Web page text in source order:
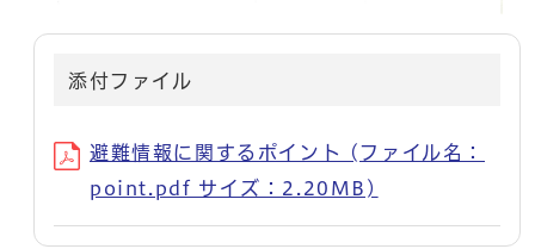
添付ファイル
避難情報に関するポイント (ファイル名：
point.pdf サイズ：2.20MB)